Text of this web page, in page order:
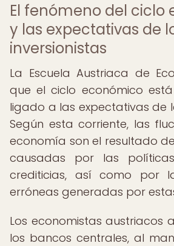
El fenómeno del ciclo
y las expectativas de
inversionistas
La Escuela Austriaca de
que el ciclo económico
ligado a las expectativas de
Según esta corriente, las
economía son el resultado
causadas por las
crediticias, así como por
erróneas generadas por
Los economistas austriacos
los bancos centrales, al